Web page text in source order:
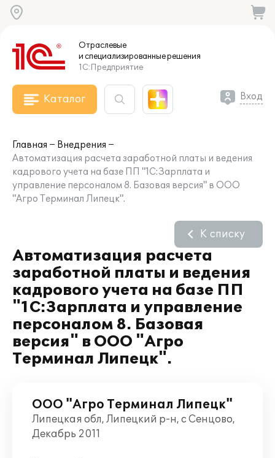
Отраслевые
и специализированныерешения
1С:Предприятие
Каталог Вход
Главная
Внедрения
Автоматизация расчета заработной платы и ведения
кадрового учета на базе ПП "1С:Зарплата и
управление персоналом 8. Базовая версия" в ООО
"Агро Терминал Липецк".
Автоматизация расчета
заработной платы и ведения
кадрового учета на базе ПП
"1С:Зарплата и управление
персоналом 8. Базовая
версия" в ООО "Агро
Терминал Липецк".
К списку
ООО "Агро Терминал Липецк"
Липецкая обл, Липецкий р-н, с Сенцово,
Декабрь 2011